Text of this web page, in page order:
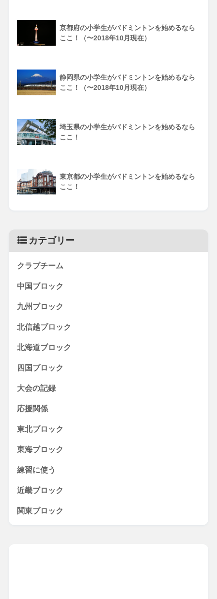
京都府の小学生がバドミントンを始めるなら
ここ！（〜2018年10月現在）
静岡県の小学生がバドミントンを始めるなら
ここ！（〜2018年10月現在）
埼玉県の小学生がバドミントンを始めるなら
ここ！
東京都の小学生がバドミントンを始めるなら
ここ！
カテゴリー
クラブチーム
中国ブロック
九州ブロック
北信越ブロック
北海道ブロック
四国ブロック
大会の記録
応援関係
東北ブロック
東海ブロック
練習に使う
近畿ブロック
関東ブロック